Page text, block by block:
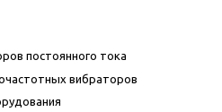
постоянного тока
вибраторов